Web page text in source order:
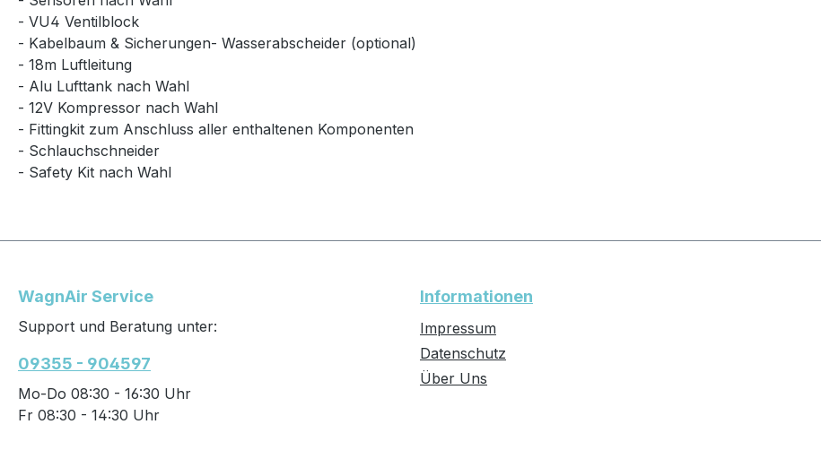
- VU4 Ventilblock
- Kabelbaum & Sicherungen- Wasserabscheider (optional)
- 18m Luftleitung
- Alu Lufttank nach Wahl
- 12V Kompressor nach Wahl
- Fittingkit zum Anschluss aller enthaltenen Komponenten
- Schlauchschneider
- Safety Kit nach Wahl
WagnAir Service
Support und Beratung unter:
09355 - 904597
Mo-Do 08:30 - 16:30 Uhr
Fr 08:30 - 14:30 Uhr
Informationen
Impressum
Datenschutz
Über Uns